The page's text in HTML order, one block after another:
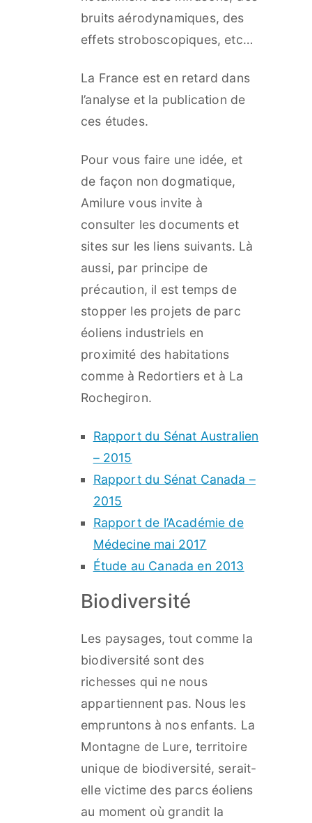
bruits aérodynamiques, des
effets stroboscopiques, etc…
La France est en retard dans
l’analyse et la publication de
ces études.
Pour vous faire une idée, et
de façon non dogmatique,
Amilure vous invite à
consulter les documents et
sites sur les liens suivants. Là
aussi, par principe de
précaution, il est temps de
stopper les projets de parc
éoliens industriels en
proximité des habitations
comme à Redortiers et à La
Rochegiron.​
Rapport du Sénat Australien
– 2015
Rapport du Sénat Canada –
2015
Rapport de l’Académie de
Médecine mai 2017
Étude au Canada en 2013
Biodiversité
Les paysages, tout comme la
biodiversité sont des
richesses qui ne nous
appartiennent pas. Nous les
empruntons à nos enfants. La
Montagne de Lure, territoire
unique de biodiversité, serait-
elle victime des parcs éoliens
au moment où grandit la